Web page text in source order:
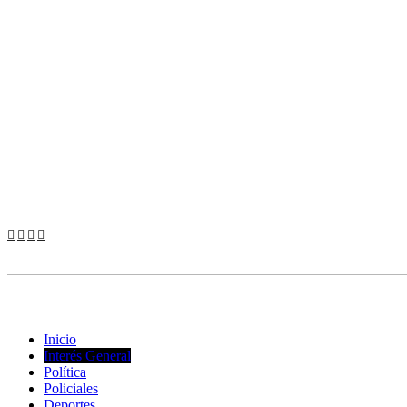
Inicio
Interés General
Política
Policiales